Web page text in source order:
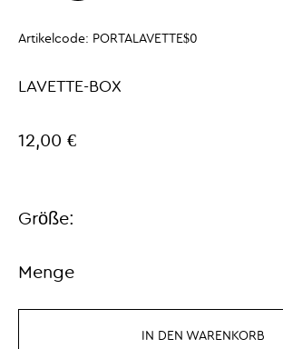
Artikelcode: PORTALAVETTE$0
LAVETTE-BOX
12,00 €
Größe:
Menge
IN DEN WARENKORB